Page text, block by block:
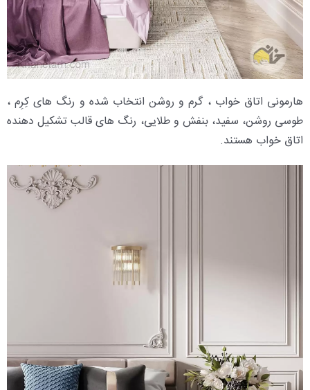
هارمونی اتاق خواب ، گرم و روشن انتخاب شده و رنگ های کِرِم ،
طوسی روشن، سفید، بنفش و طلایی، رنگ های قالب تشکیل دهنده
اتاق خواب هستند.